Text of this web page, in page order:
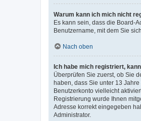
Warum kann ich mich nicht
Es kann sein, dass die Board-
Benutzername, mit dem Sie
Nach oben
Ich habe mich registriert,
Überprüfen Sie zuerst, ob Sie
haben, dass Sie unter 13
Benutzerkonto vielleicht
Registrierung wurde Ihnen
Adresse korrekt eingegeben
Administrator.